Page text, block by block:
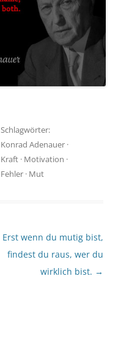
Schlagwörter:
Konrad Adenauer ·
Kraft · Motivation ·
Fehler · Mut
Erst wenn du mutig bist,
findest du raus, wer du
wirklich bist. →